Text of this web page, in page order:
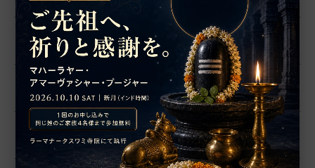
マハーヴァーキヤ
サンスクリット
アーユルヴェーダ